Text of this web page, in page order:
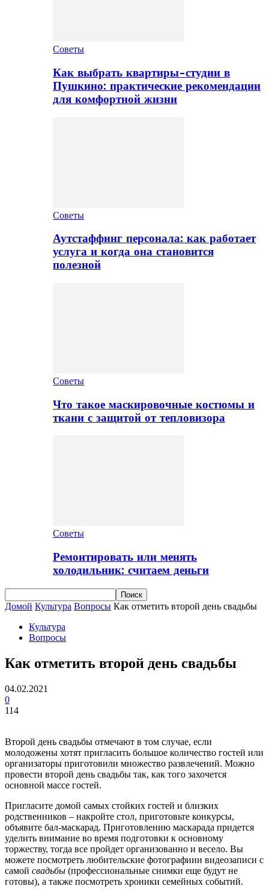
Советы
Как выбрать квартиры-студии в
Пушкино: практические рекомендации
для комфортной жизни
Советы
Аутстаффинг персонала: как работает
услуга и когда она становится
полезной
Советы
Что такое маскировочные костюмы и
ткани с защитой от тепловизора
Советы
Ремонтировать или менять
холодильник: считаем деньги
Домой Культура Вопросы Как отметить второй день свадьбы
Культура
Вопросы
Как отметить второй день свадьбы
04.02.2021
0
114
Второй день свадьбы отмечают в том случае, если
молодожены хотят пригласить большое количество гостей или
организаторы приготовили множество развлечений. Можно
провести второй день свадьбы так, как того захочется
основной массе гостей.
Пригласите домой самых стойких гостей и близких
родственников – накройте стол, приготовьте конкурсы,
объявите бал-маскарад. Приготовлению маскарада придется
уделить внимание во время подготовки к основному
торжеству, тогда все пройдет организованно и весело. Вы
можете посмотреть любительские фотографиии видеозаписи с
самой свадьбы (профессиональные снимки еще будут не
готовы), а также посмотреть хроники семейных событий.